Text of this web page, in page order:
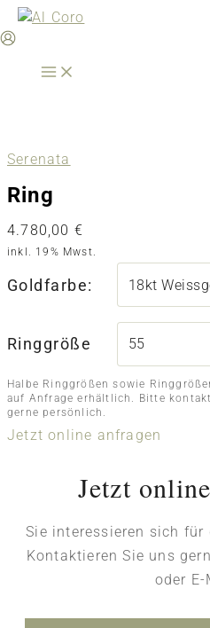
Zum
Inhalt
Serenata
Ring
4.780,00 €
inkl. 19% Mwst.
Goldfarbe:
Ringgröße
Halbe Ringgrößen sowie
auf Anfrage erhältlich. Bitte
gerne persönlich.
Jetzt online anfragen
Jetzt
Sie interessieren sich für
Kontaktieren Sie uns
oder E-